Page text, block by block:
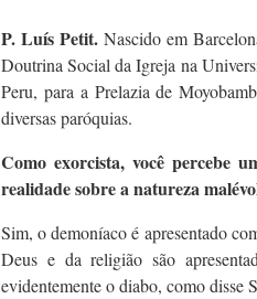
P. Luís Petit. Nascido em
Doutrina Social da Igreja na
Peru, para a Prelazia de
diversas paróquias.
Como exorcista, você percebe
realidade sobre a natureza
Sim, o demoníaco é apresentado
Deus e da religião são
evidentemente o diabo, como disse